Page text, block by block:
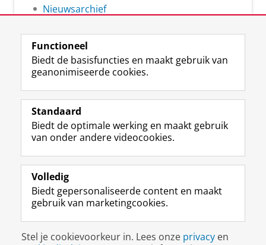
Nieuwsarchief
Volg de RUG
F
a
e
b
o
p
a
i
n
L
i
k
e
I
-
p
g
i
R
S
-
f
e
R
k
s
I
n
t
r
m
c
c
Y
o
T
e
k
a
a
Studiekiezers
Alumni
Over ons
Disclaimer & Copyright
Functioneel
Biedt de basisfuncties en maakt gebruik van
geanonimiseerde cookies.
Standaard
Biedt de optimale werking en maakt gebruik
van onder andere videocookies.
Volledig
Biedt gepersonaliseerde content en maakt
gebruik van marketingcookies.
Stel je cookievoorkeur in. Lees onze privacy en